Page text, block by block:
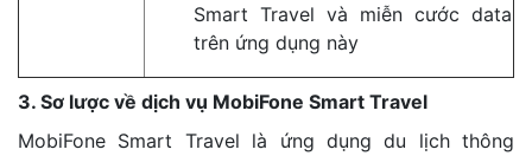
Smart Travel và miễn cước data
trên ứng dụng này
3. Sơ lược về dịch vụ MobiFone Smart Travel
MobiFone Smart Travel là ứng dụng du lịch thông